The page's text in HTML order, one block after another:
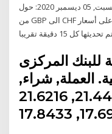
الاسترليني الى الفرنك السويسرى اليوم السبت, 05 ديسمبر 2020: حول
من GBP الى CHF و كذلك حول بالاتجاه العكسي. الأسعار تعتمد على أسعار
للبنك المركزى
العملة, شراء,
بيع جنيــه إسترليـنى, 21.4406, 21.6216